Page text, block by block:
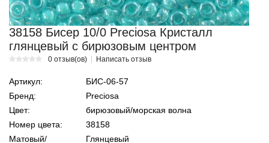
38158 Бисер 10/0 Preciosa Кристалл
глянцевый с бирюзовым центром
0 отзыв(ов) Написать отзыв
Артикул:
БИС-06-57
Бренд:
Preciosa
Цвет:
бирюзовый/морская волна
Номер цвета:
38158
Матовый/
Глянцевый